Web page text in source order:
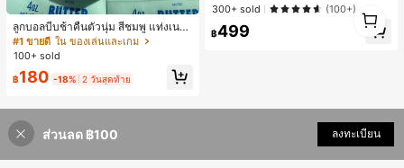
ลูกบอลบีบช้าคืนตัวนุ่ม สีชมพู แท่งเนย
บีบคลายเครียด นุ่มยืดหยุ่น ของเล่นบีบ
4 ออนซ์ ของเล่นเกลือ เหมาะสำหรับขอ
ของขวัญวันเกิด ของขวัญอีสเตอร์ ของ
งเล่นสำหรับผู้ใหญ่ ผู้หญิง สกวิชชี่กรอบ
สกวิชชี่เนยกรอบ บีบ ลูกบอลสลัชชี่
#1 ขายดี ใน ของเล่นและเกม
100+ sold
฿180 -18% 2 วันสุดท้าย
เกือบหมดแล้ว!
เกือบหมดแล้ว!
#1 ขายดี
ใน บรรยากาศฤดูร้อน กระเป๋าหูหิ้วด้านบนผู้หญิง
เกือบหมดแล้ว!
300+ sold (100+)
฿499
1
ส่วนลด ฿100 ลงทะเบียน